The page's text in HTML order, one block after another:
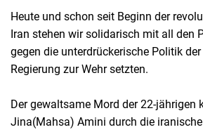
Heute und schon seit Beginn der
Iran stehen wir solidarisch mit all den
gegen die unterdrückerische Politik
Regierung zur Wehr setzten.
Der gewaltsame Mord der 22-jährigen
Jina(Mahsa) Amini durch die